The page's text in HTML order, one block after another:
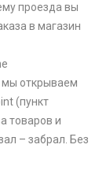
проезда вы
в магазин
мы открываем
(пункт
товаров и
– забрал. Без